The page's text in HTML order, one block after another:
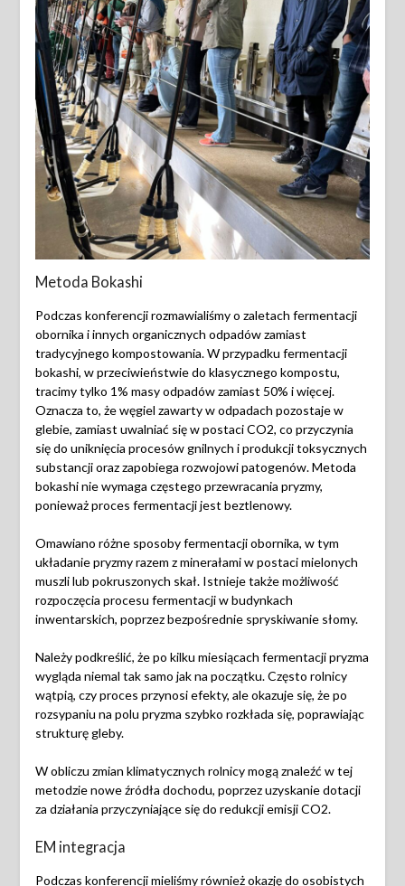
Metoda Bokashi
Podczas konferencji rozmawialiśmy o zaletach fermentacji
obornika i innych organicznych odpadów zamiast
tradycyjnego kompostowania. W przypadku fermentacji
bokashi, w przeciwieństwie do klasycznego kompostu,
tracimy tylko 1% masy odpadów zamiast 50% i więcej.
Oznacza to, że węgiel zawarty w odpadach pozostaje w
glebie, zamiast uwalniać się w postaci CO2, co przyczynia
się do uniknięcia procesów gnilnych i produkcji toksycznych
substancji oraz zapobiega rozwojowi patogenów. Metoda
bokashi nie wymaga częstego przewracania pryzmy,
ponieważ proces fermentacji jest beztlenowy.
Omawiano różne sposoby fermentacji obornika, w tym
układanie pryzmy razem z minerałami w postaci mielonych
muszli lub pokruszonych skał. Istnieje także możliwość
rozpoczęcia procesu fermentacji w budynkach
inwentarskich, poprzez bezpośrednie spryskiwanie słomy.
Należy podkreślić, że po kilku miesiącach fermentacji pryzma
wygląda niemal tak samo jak na początku. Często rolnicy
wątpią, czy proces przynosi efekty, ale okazuje się, że po
rozsypaniu na polu pryzma szybko rozkłada się, poprawiając
strukturę gleby.
W obliczu zmian klimatycznych rolnicy mogą znaleźć w tej
metodzie nowe źródła dochodu, poprzez uzyskanie dotacji
za działania przyczyniające się do redukcji emisji CO2.
EM integracja
Podczas konferencji mieliśmy również okazję do osobistych